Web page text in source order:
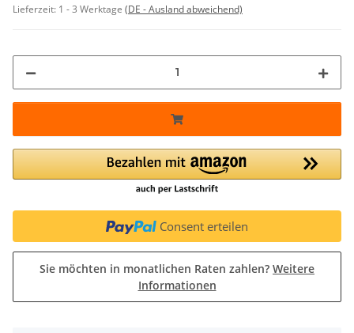
Lieferzeit: 1 - 3 Werktage (DE - Ausland abweichend)
Consent erteilen
Sie möchten in monatlichen Raten zahlen? Weitere
Informationen